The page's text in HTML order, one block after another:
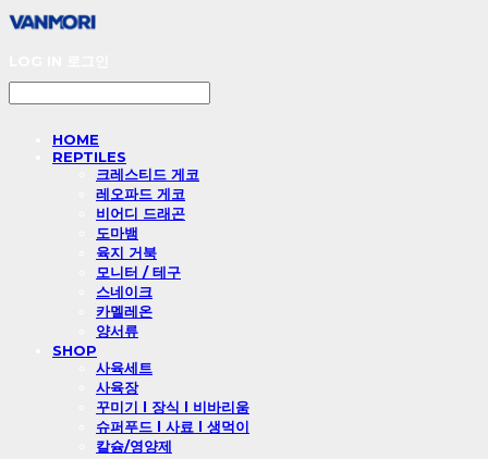
HOME
REPTILES
크레스티드 게코
레오파드 게코
비어디 드래곤
도마뱀
육지 거북
모니터 / 테구
스네이크
카멜레온
양서류
SHOP
사육세트
사육장
꾸미기 l 장식 l 비바리움
슈퍼푸드 l 사료 l 생먹이
칼슘/영양제